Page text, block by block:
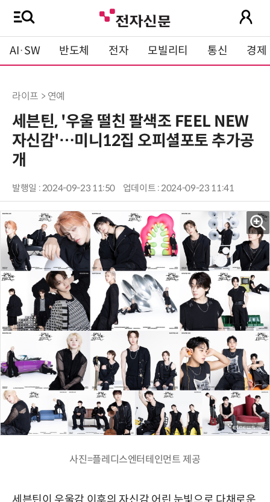
AI·SW 반도체 전자 모빌리티 통신 경제
라이프 > 연예
세븐틴, '우울 떨친 팔색조 FEEL NEW
자신감'…미니12집 오피셜포토 추가공
개
발행일 : 2024-09-23 11:50 업데이트 : 2024-09-23 11:41
사진=플레디스엔터테인먼트 제공